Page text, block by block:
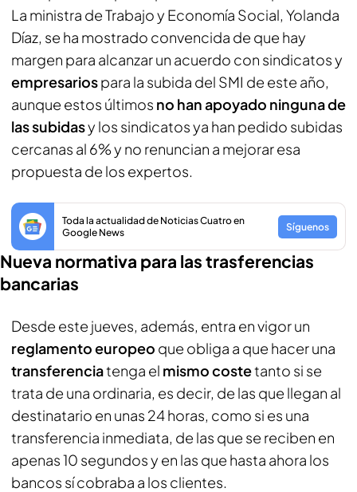
La ministra de Trabajo y Economía Social, Yolanda
Díaz, se ha mostrado convencida de que hay
margen para alcanzar un acuerdo con sindicatos y
empresariospara la subida del SMI de este año,
aunque estos últimos no han apoyado ninguna de
las subidasy los sindicatos ya han pedido subidas
cercanas al 6% y no renuncian a mejorar esa
propuesta de los expertos.
Toda la actualidad de Noticias Cuatro en
Google News
Síguenos
Nueva normativa para las trasferencias
bancarias
Desde este jueves, además, entra en vigor un
reglamento europeo que obliga a que hacer una
transferenciatenga el mismo costetanto si se
trata de una ordinaria, es decir, de las que llegan al
destinatario en unas 24 horas, como si es una
transferencia inmediata, de las que se reciben en
apenas 10 segundos y en las que hasta ahora los
bancos sí cobraba a los clientes.